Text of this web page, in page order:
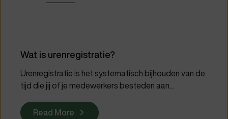
Wat is urenregistratie?
Urenregistratie is het systematisch bijhouden van de
tijd die jij of je medewerkers besteden aan...
Read More